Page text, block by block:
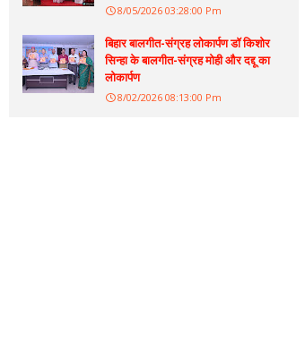
8/05/2026 03:28:00 Pm
बिहार बालगीत-संग्रह लोकार्पण डॉ किशोर
सिन्हा के बालगीत-संग्रह मोही और दद्दू का
लोकार्पण
8/02/2026 08:13:00 Pm